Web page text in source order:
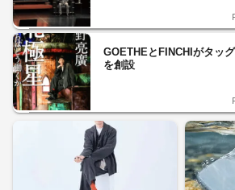
GOETHEとFINCHIがタッ
を創設